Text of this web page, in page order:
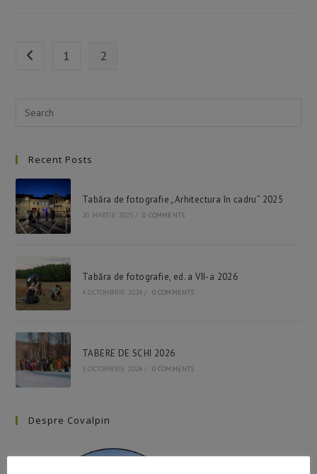
Go to the previous page
1 2
Recent Posts
Tabăra de fotografie „Arhitectura în cadru” 2025
20 MARTIE 2025 / 0 COMMENTS
Tabăra de fotografie, ed. a VII-a 2026
4 OCTOMBRIE 2024 / 0 COMMENTS
TABERE DE SCHI 2026
3 OCTOMBRIE 2024 / 0 COMMENTS
Despre Covalpin